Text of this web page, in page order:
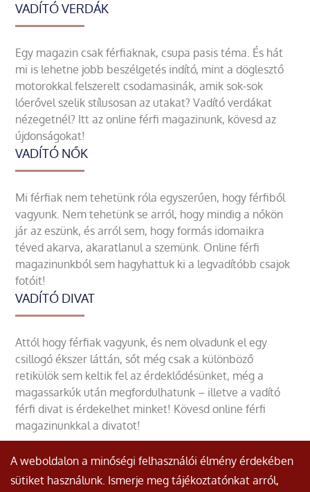
VADÍTÓ VERDÁK
Egy magazin csak férfiaknak, csupa pasis téma. És hát
mi is lehetne jobb beszélgetés indító, mint a döglesztő
motorokkal felszerelt csodamasinák, amik sok-sok
lóerővel szelik stílusosan az utakat? Vadító verdákat
nézegetnél? Itt az online férfi magazinunk, kövesd az
újdonságokat!
VADÍTÓ NŐK
Mi férfiak nem tehetünk róla egyszerűen, hogy férfiből
vagyunk. Nem tehetünk se arról, hogy mindig a nőkön
jár az eszünk, és arról sem, hogy formás idomaikra
téved akarva, akaratlanul a szemünk. Online férfi
magazinunkból sem hagyhattuk ki a legvadítóbb csajok
fotóit!
VADÍTÓ DIVAT
Attól hogy férfiak vagyunk, és nem olvadunk el egy
csillogó ékszer láttán, sőt még csak a különböző
retikülök sem keltik fel az érdeklődésünket, még a
magassarkúk után megfordulhatunk – illetve a vadító
férfi divat is érdekelhet minket! Kövesd online férfi
magazinunkkal a divatot!
A weboldalon a minőségi felhasználói élmény érdekében
sütiket használunk. Ismerje meg tájékoztatónkat arról,